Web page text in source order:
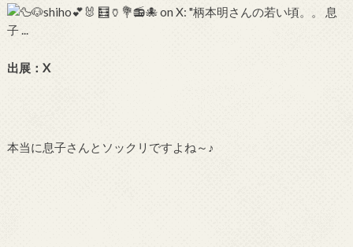
出展：X
本当に息子さんとソックリですよね～♪